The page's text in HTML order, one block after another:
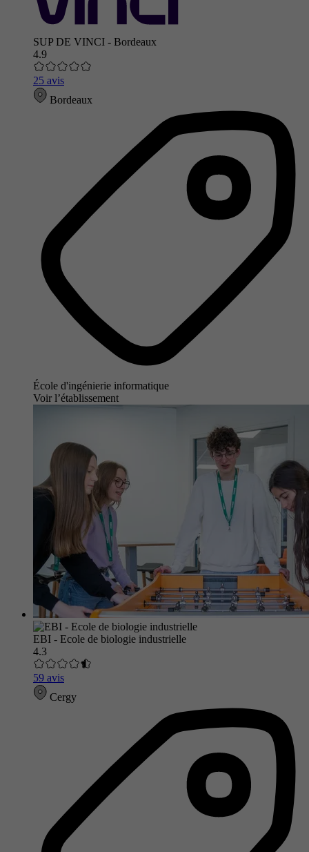
SUP DE VINCI - Bordeaux
4.9
25 avis
Bordeaux
École d'ingénierie informatique
Voir l’établissement
EBI - Ecole de biologie industrielle
4.3
59 avis
Cergy